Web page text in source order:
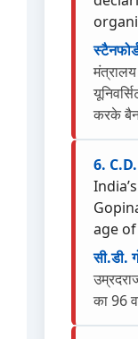
करके बैन
6.
age of
सी.डी.
का 96